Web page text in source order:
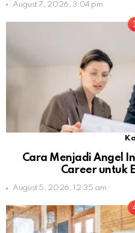
August 7, 2026, 3:04 pm
Cara Menjadi Angel
Career untuk
August 5, 2026, 12:35 am